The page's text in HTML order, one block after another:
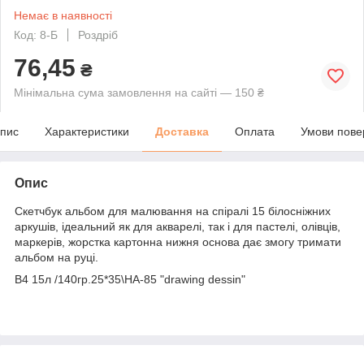
Немає в наявності
Код: 8-Б
Роздріб
76,45 ₴
Мінімальна сума замовлення на сайті — 150 ₴
Характеристики Доставка Оплата Умови
Опис
Скетчбук альбом для малювання на спіралі 15 білосніжних
аркушів, ідеальний як для акварелі, так і для пастелі, олівців,
маркерів, жорстка картонна нижня основа дає змогу тримати
альбом на руці.
B4 15л /140гр.25*35\HA-85 "drawing dessin"